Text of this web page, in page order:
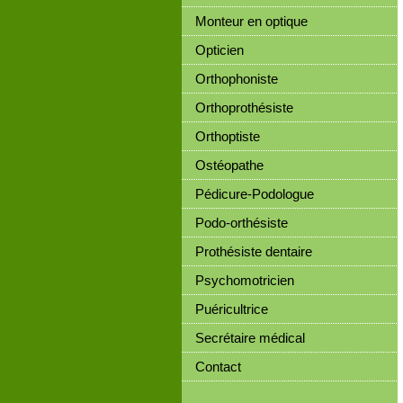
Monteur en optique
Opticien
Orthophoniste
Orthoprothésiste
Orthoptiste
Ostéopathe
Pédicure-Podologue
Podo-orthésiste
Prothésiste dentaire
Psychomotricien
Puéricultrice
Secrétaire médical
Contact